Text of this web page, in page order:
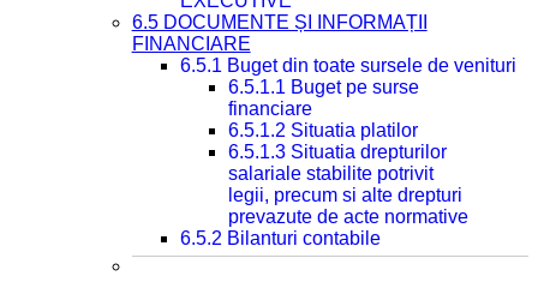
6.5 DOCUMENTE ȘI INFORMAȚII
FINANCIARE
6.5.1 Buget din toate sursele de venituri
6.5.1.1 Buget pe surse
financiare
6.5.1.2 Situatia platilor
6.5.1.3 Situatia drepturilor
salariale stabilite potrivit
legii, precum si alte drepturi
prevazute de acte normative
6.5.2 Bilanturi contabile